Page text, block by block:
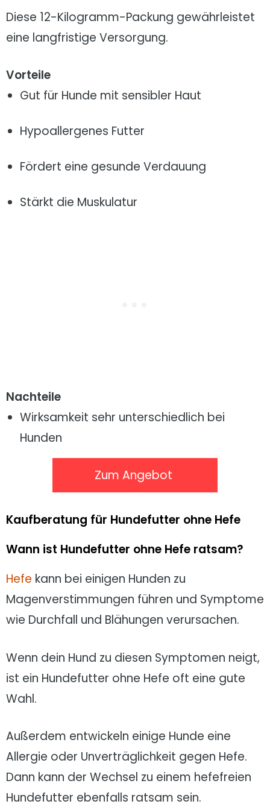
Diese 12-Kilogramm-Packung gewährleistet
eine langfristige Versorgung.
Vorteile
Gut für Hunde mit sensibler Haut
Hypoallergenes Futter
Fördert eine gesunde Verdauung
Stärkt die Muskulatur
Nachteile
Wirksamkeit sehr unterschiedlich bei
Hunden
Zum Angebot
Kaufberatung für Hundefutter ohne Hefe
Wann ist Hundefutter ohne Hefe ratsam?
Hefe kann bei einigen Hunden zu
Magenverstimmungen führen und Symptome
wie Durchfall und Blähungen verursachen.
Wenn dein Hund zu diesen Symptomen neigt,
ist ein Hundefutter ohne Hefe oft eine gute
Wahl.
Außerdem entwickeln einige Hunde eine
Allergie oder Unverträglichkeit gegen Hefe.
Dann kann der Wechsel zu einem hefefreien
Hundefutter ebenfalls ratsam sein.